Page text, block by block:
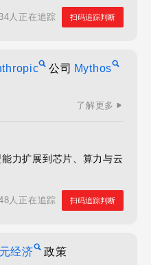
34人正在追踪 扫码追踪判断
公司 Mythos
了解更多
力扩展到芯片、算力与云
人正在追踪 扫码追踪判断
经济 政策